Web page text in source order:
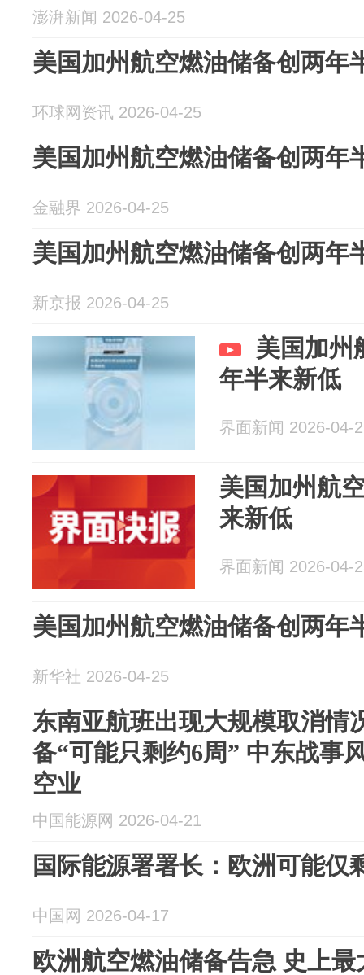
澎湃新闻 2026-04-25
美国加州航空燃油储备创两年
环球网资讯 2026-04-25
美国加州航空燃油储备创两年
金融界 2026-04-25
美国加州航空燃油储备创两年
新京报 2026-04-25
美国加州
年半来新低
界面新闻 2026-04-
美国加州航
来新低
界面新闻 2026-04-
美国加州航空燃油储备创两年
新华社 2026-04-25
东南亚航班出现大规模取消情
备“可能只剩约6周” 中东战事
空业
中国能源网 2026-04-21
国际能源署署长：欧洲可能仅
中国网 2026-04-17
欧洲航空燃油储备告急 史上